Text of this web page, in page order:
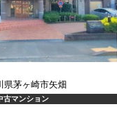
県茅ヶ崎市矢畑
古マンション